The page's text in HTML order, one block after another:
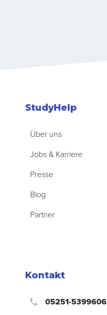
StudyHelp
Über uns
Jobs & Karriere
Presse
Blog
Partner
Kontakt
05251-5399606